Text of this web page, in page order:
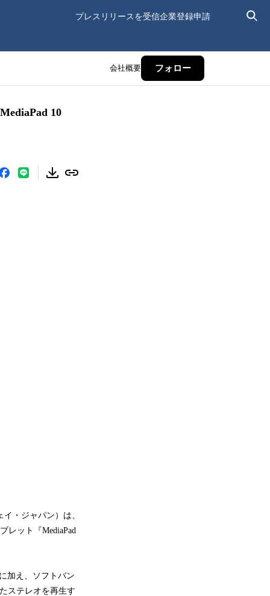
プレスリリースを受信企業登録申請
会社概要 フォロー
10
・ジャパン）は、
レット『MediaPad
加え、ソフトバン
ステレオを再生す